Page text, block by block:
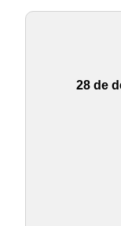
28 de